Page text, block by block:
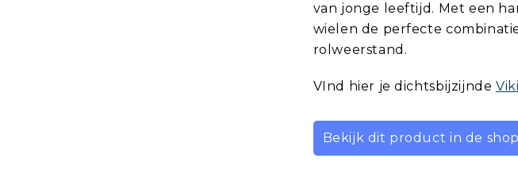
van jonge leeftijd. Met een
wielen de perfecte
rolweerstand.
VInd hier je dichtsbijzijnde
Bekijk dit product in de shop